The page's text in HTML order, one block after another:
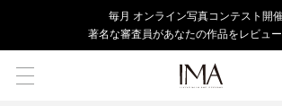
毎⽉ オンライン写真コンテスト開
著名な審査員があなたの作品をレビュ